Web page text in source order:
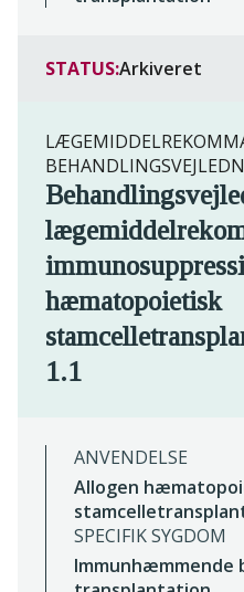
STATUS:Arkiveret
hæmatopoietisk
1.1
ANVENDELSE
Allogen
SPECIFIK SYGDOM
Immunhæmmende